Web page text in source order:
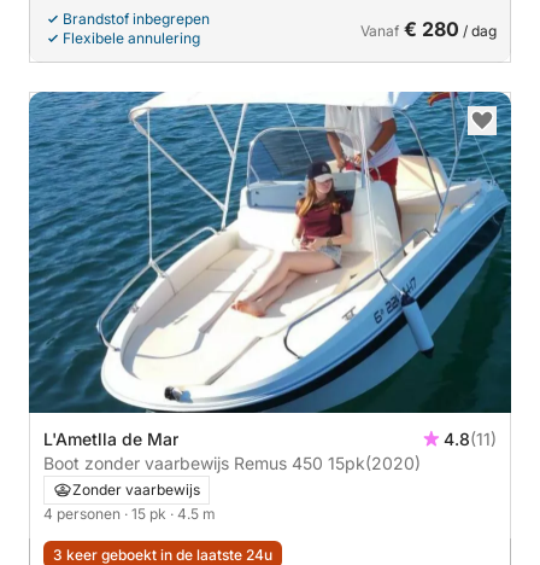
Brandstof inbegrepen
Flexibele annulering
Vanaf € 280 / dag
L'Ametlla de Mar 4.8(11)
Boot zonder vaarbewijs Remus 450 15pk(2020)
Zonder vaarbewijs
4 personen · 15 pk · 4.5 m
3 keer geboekt in de laatste 24u